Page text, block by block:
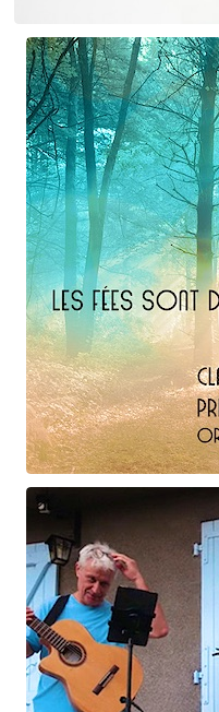
Erik Satie
D'une manière
Claude Debussy
Les fées ...